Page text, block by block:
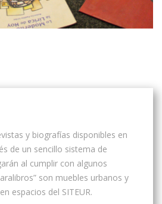
y biografías disponibles en
de un sencillo sistema de
al cumplir con algunos
son muebles urbanos y
espacios del SITEUR.